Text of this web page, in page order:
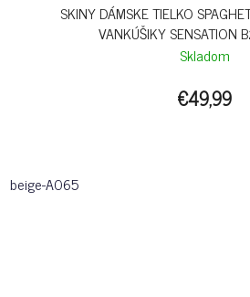
SKINY DÁMSKE TIELKO
VANKÚŠIKY SENSATION
Skladom
€49,99
beige-A065